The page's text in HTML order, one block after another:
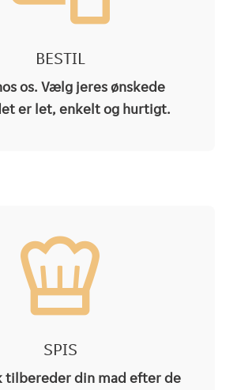
BESTIL
os. Vælg jeres ønskede
er let, enkelt og hurtigt.
SPIS
tilbereder din mad efter de